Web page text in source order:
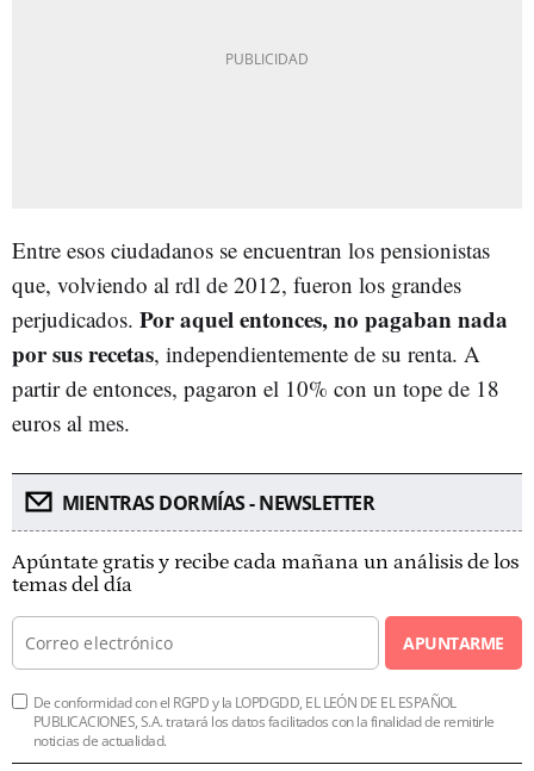
Entre esos ciudadanos se encuentran los pensionistas
que, volviendo al rdl de 2012, fueron los grandes
perjudicados. Por aquel entonces, no pagaban nada
por sus recetas, independientemente de su renta. A
partir de entonces, pagaron el 10% con un tope de 18
euros al mes.
MIENTRAS DORMÍAS - NEWSLETTER
Apúntate gratis y recibe cada mañana un análisis de los
temas del día
APUNTARME
De conformidad con el RGPD y la LOPDGDD, EL LEÓN DE EL ESPAÑOL
PUBLICACIONES, S.A. tratará los datos facilitados con la finalidad de remitirle
noticias de actualidad.